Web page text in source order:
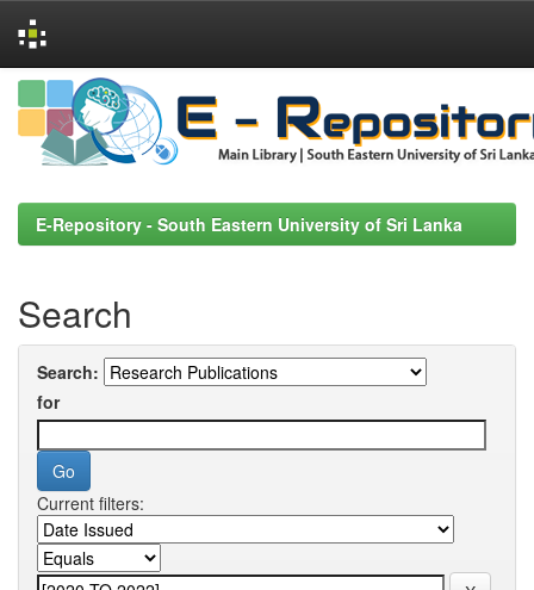
Skip
navigation
E-Repository - South Eastern University of Sri Lanka
Search
Search:
for
Current filters: